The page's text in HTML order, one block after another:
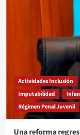
semanal
de
44
40
horas
Actividades Inclusión
Imputabilidad
Régimen Penal Juvenil
Una reforma